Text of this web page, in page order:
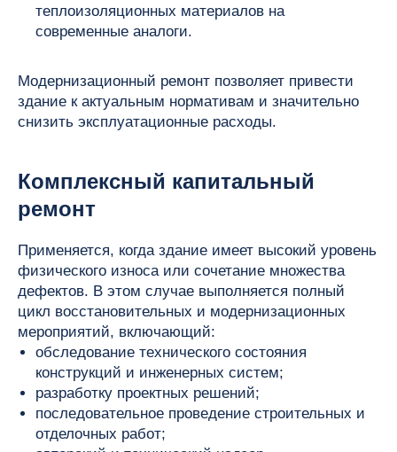
теплоизоляционных материалов на
современные аналоги.
Модернизационный ремонт позволяет привести
здание к актуальным нормативам и значительно
снизить эксплуатационные расходы.
Комплексный капитальный
ремонт
Применяется, когда здание имеет высокий уровень
физического износа или сочетание множества
дефектов. В этом случае выполняется полный
цикл восстановительных и модернизационных
мероприятий, включающий:
обследование технического состояния
конструкций и инженерных систем;
разработку проектных решений;
последовательное проведение строительных и
отделочных работ;